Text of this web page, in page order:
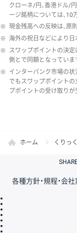
クローネ/円、香港ドル/
ージ銘柄については、10
※ 現金残高への反映は、原
※ 海外の祝日などにより日
※ スワップポイントの決
側とで同額となっていま
※ インターバンク市場の状
でもスワップポイントの
プポイントの受け取りが
ホーム くりっ
各種方針・規程・会